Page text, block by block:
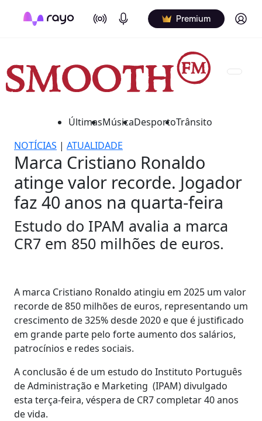
On Air Podcasts Premium Log in
ÚltimasMúsicaDesportoTrânsito
NOTÍCIAS | ATUALIDADE
Marca Cristiano Ronaldo
atinge valor recorde. Jogador
faz 40 anos na quarta-feira
Estudo do IPAM avalia a marca
CR7 em 850 milhões de euros.
A marca Cristiano Ronaldo atingiu em 2025 um valor
recorde de 850 milhões de euros, representando um
crescimento de 325% desde 2020 e que é justificado
em grande parte pelo forte aumento dos salários,
patrocínios e redes sociais.
A conclusão é de um estudo do Instituto Português
de Administração e Marketing (IPAM) divulgado
esta terça-feira, véspera de CR7 completar 40 anos
de vida.